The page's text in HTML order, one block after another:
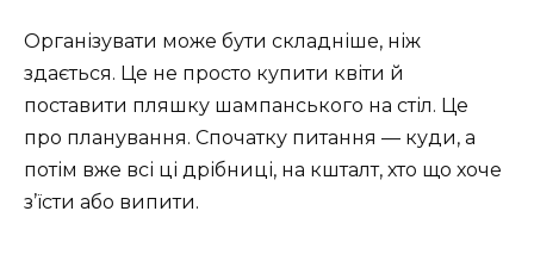
Організувати може бути складніше, ніж
здається. Це не просто купити квіти й
поставити пляшку шампанського на стіл. Це
про планування. Спочатку питання — куди, а
потім вже всі ці дрібниці, на кшталт, хто що хоче
з’їсти або випити.